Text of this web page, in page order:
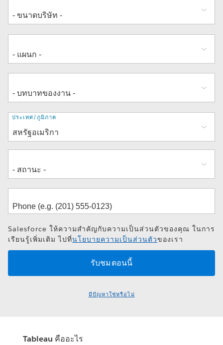
ที่
อยู่
ประเทศ/ภูมิภาค
Salesforce ให้ความสำคัญกับความเป็นส่วนตัวของคุณ ในการ
เรียนรู้เพิ่มเติม ไปที่นโยบายความเป็นส่วนตัวของเรา
มีปัญหาใช่หรือไม่
Tableau คืออะไร